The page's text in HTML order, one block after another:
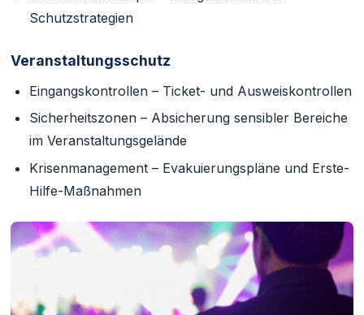
Schutzstrategien
Veranstaltungsschutz
Eingangskontrollen – Ticket- und Ausweiskontrollen
Sicherheitszonen – Absicherung sensibler Bereiche
im Veranstaltungsgelände
Krisenmanagement – Evakuierungspläne und Erste-
Hilfe-Maßnahmen